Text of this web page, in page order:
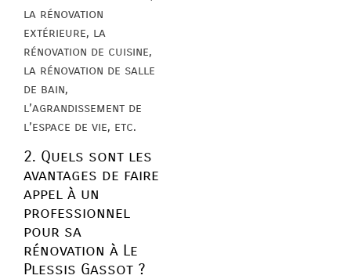
la rénovation
extérieure, la
rénovation de cuisine,
la rénovation de salle
de bain,
l’agrandissement de
l’espace de vie, etc.
2. Quels sont les
avantages de faire
appel à un
professionnel
pour sa
rénovation à Le
Plessis Gassot ?